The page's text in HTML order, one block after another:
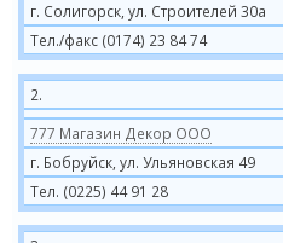
г. Солигорск, ул. Строителей 30а
Тел./факс (0174) 23 84 74
2.
777 Магазин Декор ООО
г. Бобруйск, ул. Ульяновская 49
Тел. (0225) 44 91 28